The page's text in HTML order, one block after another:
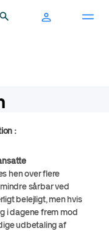
:
hen over flere
sårbar ved
belejligt, men hvis
i dagene frem mod
udbetaling af